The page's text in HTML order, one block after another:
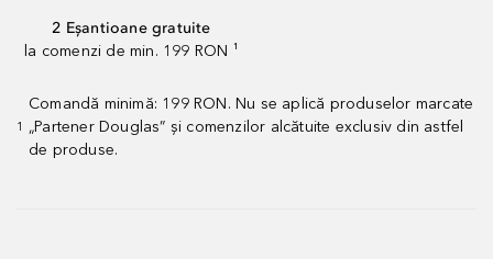
2 Eșantioane gratuite
la comenzi de min. 199 RON ¹
1
Comandă minimă: 199 RON. Nu se aplică produselor marcate
„Partener Douglas” și comenzilor alcătuite exclusiv din astfel
de produse.